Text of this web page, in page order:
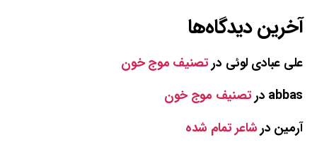
آخرین دیدگاه‌ها
علی عبادی لوئی درتصنیف موج خون
abbas درتصنیف موج خون
آرمین درشاعر تمام شده